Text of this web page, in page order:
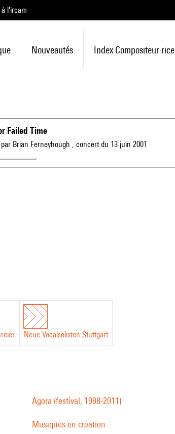
l'ircam
Nouveautés Index Compositeur·rice
Failed Time
par Brian Ferneyhough , concert du 13 juin 2001
Neue Vocalsolisten Stuttgart
Agora (festival, 1998-2011)
Musiques en création